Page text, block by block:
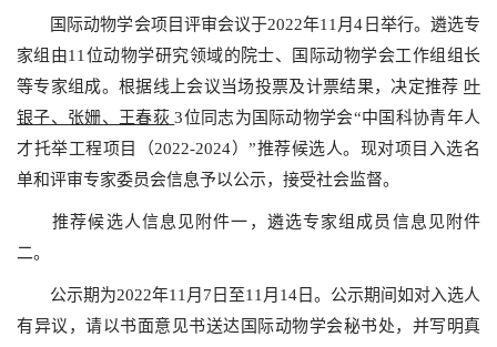
国际动物学会项目评审会议于2022年11月4日举行。遴选专
家组由11位动物学研究领域的院士、国际动物学会工作组组长
等专家组成。根据线上会议当场投票及计票结果，决定推荐 叶
银子、张姗、王春荻 3位同志为国际动物学会“中国科协青年人
才托举工程项目（2022-2024）”推荐候选人。现对项目入选名
单和评审专家委员会信息予以公示，接受社会监督。
推荐候选人信息见附件一，遴选专家组成员信息见附件
二。
公示期为2022年11月7日至11月14日。公示期间如对入选人
有异议，请以书面意见书送达国际动物学会秘书处，并写明真